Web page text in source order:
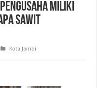
Miliki
Sawit
Kota Jambi